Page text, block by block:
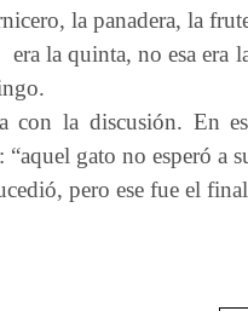
la panadera, la
era la quinta, no esa era
con la discusión. En
gato no esperó a
pero ese fue el